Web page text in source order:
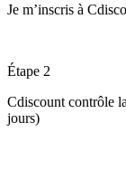
Je m’inscris à
Étape 2
Cdiscount contrôle
jours)